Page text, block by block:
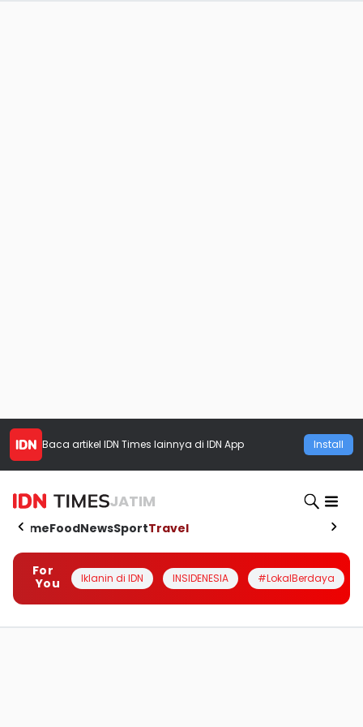
Baca artikel IDN Times lainnya di IDN App Install
JATIM
HomeFoodNewsSportTravel
For
You
Iklanin di IDN INSIDENESIA #LokalBerdaya